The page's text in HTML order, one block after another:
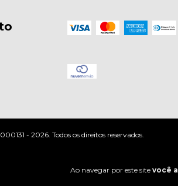
Ao navegar por este site você
- 2026. Todos os direitos reservados.